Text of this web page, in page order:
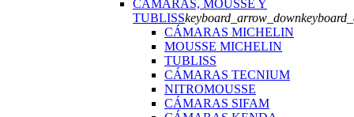
CÁMARAS, MOUSSE Y
TUBLISSkeyboard_arrow_down
CÁMARAS MICHELIN
MOUSSE MICHELIN
TUBLISS
CÁMARAS TECNIUM
NITROMOUSSE
CÁMARAS SIFAM